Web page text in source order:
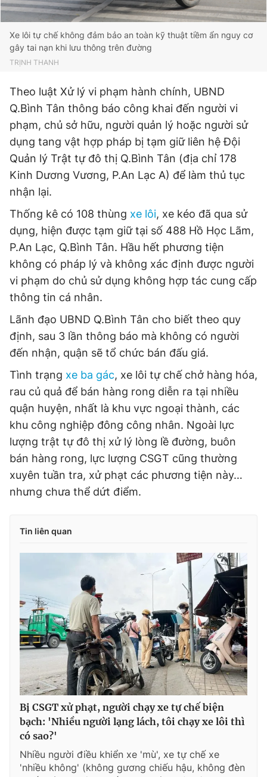
chép dưới mọi hình thức nếu không có sự chấp thuận bằng văn
bản. Phát triển bởi ePi Technologies, JSC.
Xe lôi tự chế không đảm bảo an toàn kỹ thuật tiềm ẩn nguy cơ
gây tai nạn khi lưu thông trên đường
TRỊNH THANH
Theo luật Xử lý vi phạm hành chính, UBND
Q.Bình Tân thông báo công khai đến người vi
phạm, chủ sở hữu, người quản lý hoặc người sử
dụng tang vật hợp pháp bị tạm giữ liên hệ Đội
Quản lý Trật tự đô thị Q.Bình Tân (địa chỉ 178
Kinh Dương Vương, P.An Lạc A) để làm thủ tục
nhận lại.
Thống kê có 108 thùng xe lôi, xe kéo đã qua sử
dụng, hiện được tạm giữ tại số 488 Hồ Học Lãm,
P.An Lạc, Q.Bình Tân. Hầu hết phương tiện
không có pháp lý và không xác định được người
vi phạm do chủ sử dụng không hợp tác cung cấp
thông tin cá nhân.
Lãnh đạo UBND Q.Bình Tân cho biết theo quy
định, sau 3 lần thông báo mà không có người
đến nhận, quận sẽ tổ chức bán đấu giá.
Tình trạng xe ba gác, xe lôi tự chế chở hàng hóa,
rau củ quả để bán hàng rong diễn ra tại nhiều
quận huyện, nhất là khu vực ngoại thành, các
khu công nghiệp đông công nhân. Ngoài lực
lượng trật tự đô thị xử lý lòng lề đường, buôn
bán hàng rong, lực lượng CSGT cũng thường
xuyên tuần tra, xử phạt các phương tiện này…
nhưng chưa thể dứt điểm.
Tin liên quan
Bị CSGT xử phạt, người chạy xe tự chế biện
bạch: 'Nhiều người lạng lách, tôi chạy xe lôi thì
có sao?'
Nhiều người điều khiển xe 'mù', xe tự chế xe
'nhiều không' (không gương chiếu hậu, không đèn